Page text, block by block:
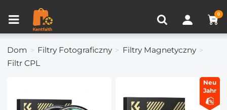
0
Porównanie produktów (0)
Dom Filtry Fotograficzny
Filtry Magnetyczny
Filtr CPL
Neu
Jahr